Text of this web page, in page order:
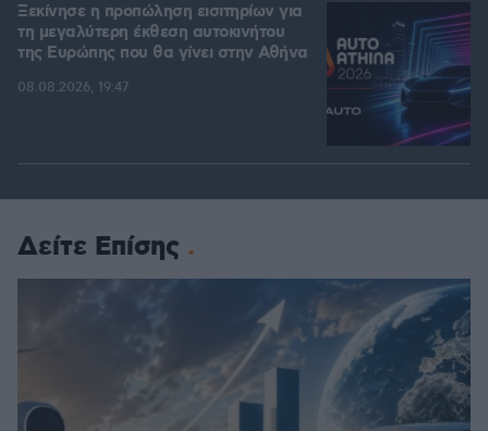
Ξεκίνησε η προπώληση εισιτηρίων για
τη μεγαλύτερη έκθεση αυτοκινήτου
της Ευρώπης που θα γίνει στην Αθήνα
08.08.2026, 19:47
Δείτε Επίσης